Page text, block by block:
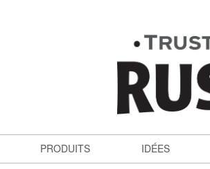
PRODUITS IDÉES